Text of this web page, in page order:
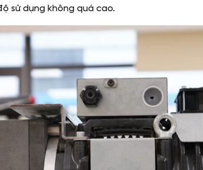
sử dụng không quá cao.